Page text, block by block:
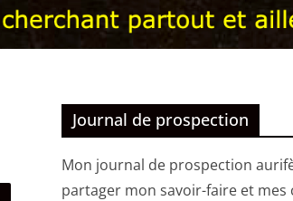
Journal de prospection
Mon journal de prospection
partager mon savoir-faire et mes